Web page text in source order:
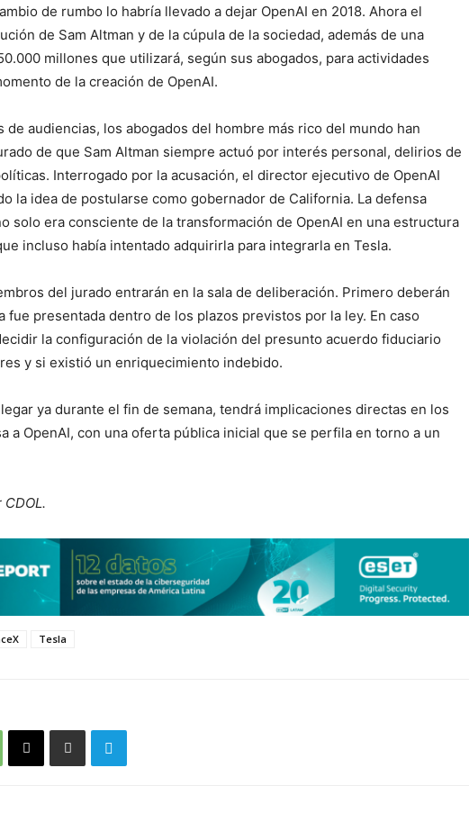
de rumbo lo habría llevado a dejar OpenAI en 2018. Ahora el
de Sam Altman y de la cúpula de la sociedad, además de una
millones que utilizará, según sus abogados, para actividades
de la creación de OpenAI.
de audiencias, los abogados del hombre más rico del mundo han
de que Sam Altman siempre actuó por interés personal, delirios de
Interrogado por la acusación, el director ejecutivo de OpenAI
la idea de postularse como gobernador de California. La defensa
solo era consciente de la transformación de OpenAI en una estructura
incluso había intentado adquirirla para integrarla en Tesla.
del jurado entrarán en la sala de deliberación. Primero deberán
fue presentada dentro de los plazos previstos por la ley. En caso
la configuración de la violación del presunto acuerdo fiduciario
y si existió un enriquecimiento indebido.
ya durante el fin de semana, tendrá implicaciones directas en los
a OpenAI, con una oferta pública inicial que se perfila en torno a un
Tesla